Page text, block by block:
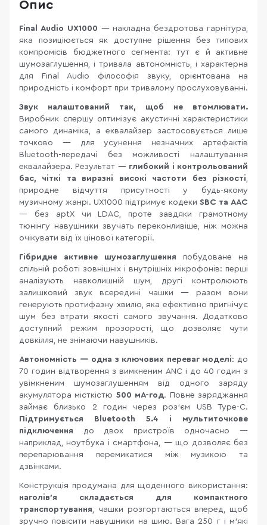
Опис
Final Audio UX1000 — накладна бездротова гарнітура,
яка позиціюється як доступне рішення без типових
компромісів бюджетного сегмента: тут є й активне
шумозаглушення, і тривала автономність, і характерна
для Final Audio філософія звуку, орієнтована на
природність і комфорт при тривалому прослуховуванні.
Звук налаштований так, щоб не втомлювати.
Виробник спершу оптимізує акустичні характеристики
самого динаміка, а еквалайзер застосовується лише
точково — для усунення незначних артефактів
Bluetooth-передачі без можливості налаштування
еквалайзера. Результат — глибокий і контрольований
бас, чіткі та виразні високі частоти без різкості,
природне відчуття присутності у будь-якому
музичному жанрі. UX1000 підтримує кодеки SBC та AAC
— без aptX чи LDAC, проте завдяки грамотному
тюнінгу навушники звучать переконливіше, ніж можна
очікувати від їх цінової категорії.
Гібридне активне шумозаглушення побудоване на
спільній роботі зовнішніх і внутрішніх мікрофонів: перші
аналізують навколишній шум, другі контролюють
залишковий звук всередині чашки — разом вони
генерують протифазну хвилю, яка ефективно пригнічує
шум без втрати якості самого звучання. Додатково
доступний режим прозорості, що дозволяє чути
довкілля, не знімаючи навушників.
Автономність — одна з ключових переваг моделі: до
70 годин відтворення з вимкненим ANC і до 40 годин з
увімкненим шумозаглушенням від одного заряду
акумулятора місткістю 500 мА-год. Повне заряджання
займає близько 2 годин через роз'єм USB Type-C.
Підтримується Bluetooth 5.4 і мультиточкове
підключення до двох пристроїв одночасно —
наприклад, ноутбука і смартфона, — що дозволяє без
перепарювання перемикатися між музикою та
дзвінками.
Конструкція продумана для щоденного використання:
наголів'я складається для компактного
транспортування, чашки розгортаються вперед, щоб
зручно повісити навушники на шию. Вага 250 г і м'які